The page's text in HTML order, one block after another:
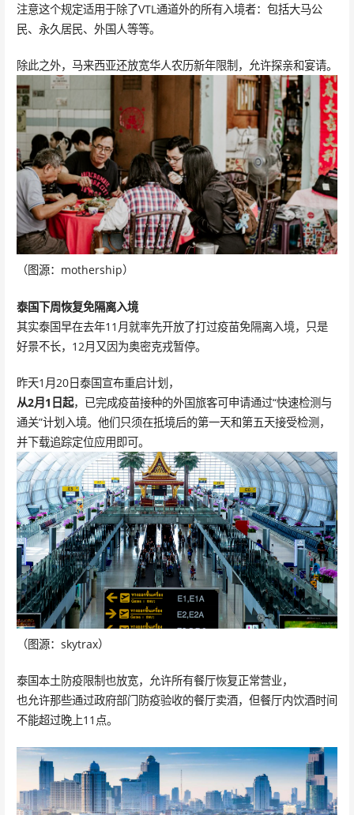
注意这个规定适用于除了VTL通道外的所有入境者：包括大马公
民、永久居民、外国人等等。
除此之外，马来西亚还放宽华人农历新年限制，允许探亲和宴请。
（图源：mothership）
泰国下周恢复免隔离入境
其实泰国早在去年11月就率先开放了打过疫苗免隔离入境，只是
好景不长，12月又因为奥密克戎暂停。
昨天1月20日泰国宣布重启计划，
从2月1日起，已完成疫苗接种的外国旅客可申请通过“快速检测与
通关”计划入境。他们只须在抵境后的第一天和第五天接受检测，
并下载追踪定位应用即可。
（图源：skytrax）
泰国本土防疫限制也放宽，允许所有餐厅恢复正常营业，
也允许那些通过政府部门防疫验收的餐厅卖酒，但餐厅内饮酒时间
不能超过晚上11点。